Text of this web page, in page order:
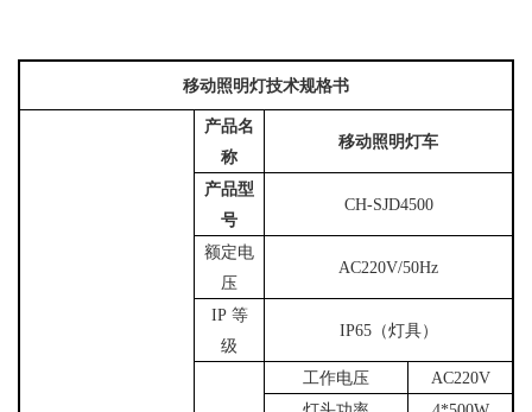
移动照明灯技术规格书
产品名
称
移动照明灯车
产品型
号
CH-SJD4500
额定电
压
AC220V/50Hz
IP 等
级
IP65（灯具）
工作电压
AC220V